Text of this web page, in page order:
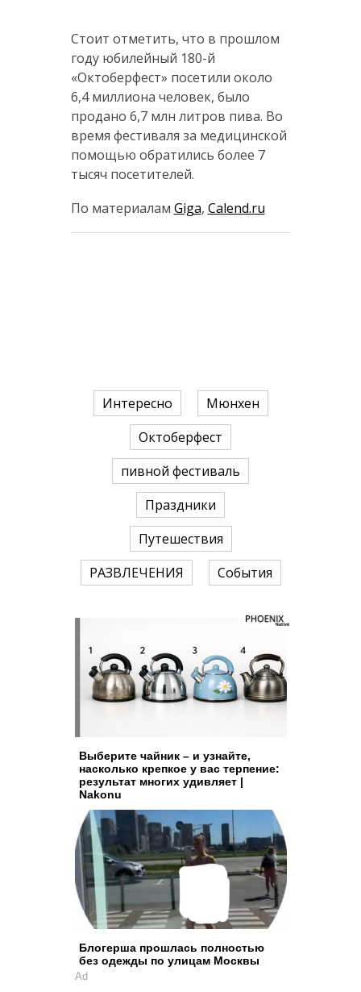
Стоит отметить, что в прошлом
году юбилейный 180-й
«Октоберфест» посетили около
6,4 миллиона человек, было
продано 6,7 млн литров пива. Во
время фестиваля за медицинской
помощью обратились более 7
тысяч посетителей.
По материалам Giga, Calend.ru
Интересно
Мюнхен
Октоберфест
пивной фестиваль
Праздники
Путешествия
РАЗВЛЕЧЕНИЯ
События
Выберите чайник – и узнайте,
насколько крепкое у вас терпение:
результат многих удивляет |
Nakonu
Блогерша прошлась полностью
без одежды по улицам Москвы
Ad